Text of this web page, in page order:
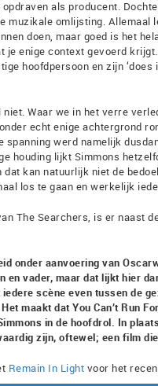
als producent.
muzikale omlijsting. Allemaal
doen, maar goed is het
je enige context gevoerd
hoofdpersoon en zijn
Waar we in het verre
echt enige achtergrond
spanning werd namelijk
houding lijkt Simmons
kan natuurlijk niet de
los te gaan en werkelijk
The Searchers, is er naast
onder aanvoering van
vader, maar dat lijkt hier
scène even tussen de
maakt dat You Can’t Run
in de hoofdrol. In
zijn, oftewel; een film
Remain In Light voor het